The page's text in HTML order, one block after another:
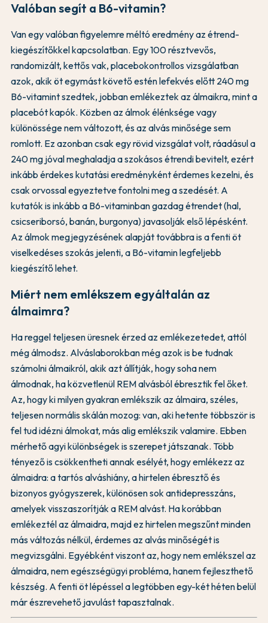
Valóban segít a B6-vitamin?
Van egy valóban figyelemre méltó eredmény az étrend-
kiegészítőkkel kapcsolatban. Egy 100 résztvevős,
randomizált, kettős vak, placebokontrollos vizsgálatban
azok, akik öt egymást követő estén lefekvés előtt 240 mg
B6-vitamint szedtek, jobban emlékeztek az álmaikra, mint a
placebót kapók. Közben az álmok élénksége vagy
különössége nem változott, és az alvás minősége sem
romlott. Ez azonban csak egy rövid vizsgálat volt, ráadásul a
240 mg jóval meghaladja a szokásos étrendi bevitelt, ezért
inkább érdekes kutatási eredményként érdemes kezelni, és
csak orvossal egyeztetve fontolni meg a szedését. A
kutatók is inkább a B6-vitaminban gazdag étrendet (hal,
csicseriborsó, banán, burgonya) javasolják első lépésként.
Az álmok megjegyzésének alapját továbbra is a fenti öt
viselkedéses szokás jelenti, a B6-vitamin legfeljebb
kiegészítő lehet.
Miért nem emlékszem egyáltalán az
álmaimra?
Ha reggel teljesen üresnek érzed az emlékezetedet, attól
még álmodsz. Alváslaborokban még azok is be tudnak
számolni álmaikról, akik azt állítják, hogy soha nem
álmodnak, ha közvetlenül REM alvásból ébresztik fel őket.
Az, hogy ki milyen gyakran emlékszik az álmaira, széles,
teljesen normális skálán mozog: van, aki hetente többször is
fel tud idézni álmokat, más alig emlékszik valamire. Ebben
mérhető agyi különbségek is szerepet játszanak. Több
tényező is csökkentheti annak esélyét, hogy emlékezz az
álmaidra: a tartós alváshiány, a hirtelen ébresztő és
bizonyos gyógyszerek, különösen sok antidepresszáns,
amelyek visszaszorítják a REM alvást. Ha korábban
emlékeztél az álmaidra, majd ez hirtelen megszűnt minden
más változás nélkül, érdemes az alvás minőségét is
megvizsgálni. Egyébként viszont az, hogy nem emlékszel az
álmaidra, nem egészségügyi probléma, hanem fejleszthető
készség. A fenti öt lépéssel a legtöbben egy-két héten belül
már észrevehető javulást tapasztalnak.